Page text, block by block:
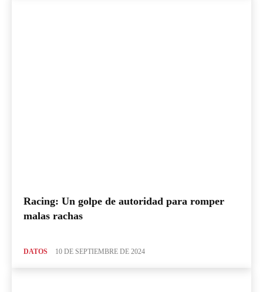
Racing: Un golpe de autoridad para romper
malas rachas
DATOS 10 DE SEPTIEMBRE DE 2024